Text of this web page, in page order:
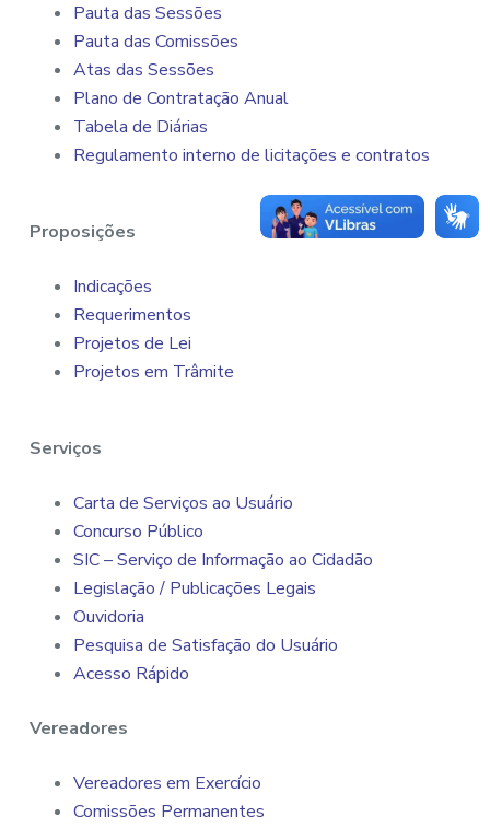
Pauta das Sessões
Pauta das Comissões
Atas das Sessões
Plano de Contratação Anual
Tabela de Diárias
Regulamento interno de licitações e contratos
Proposições
Indicações
Requerimentos
Projetos de Lei
Projetos em Trâmite
Serviços
Carta de Serviços ao Usuário
Concurso Público
SIC – Serviço de Informação ao Cidadão
Legislação / Publicações Legais
Ouvidoria
Pesquisa de Satisfação do Usuário
Acesso Rápido
Vereadores
Vereadores em Exercício
Comissões Permanentes